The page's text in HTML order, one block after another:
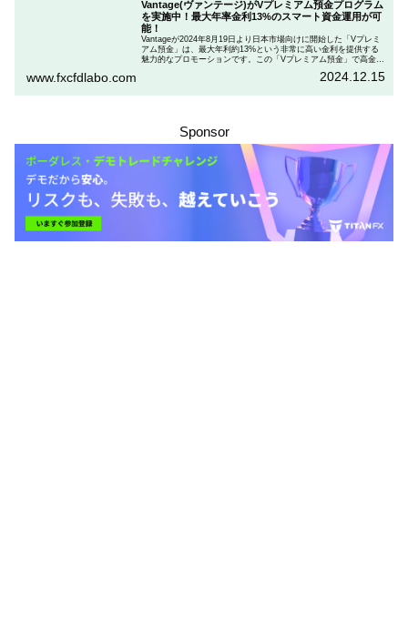
Vantage(ヴァンテージ)がVプレミアム預金プログラム
を実施中！最大年率金利13%のスマート資金運用が可
能！
Vantageが2024年8月19日より日本市場向けに開始した「Vプレミ
アム預金」は、最大年利約13%という非常に高い金利を提供する
魅力的なプロモーションです。この「Vプレミアム預金」で高金利
「Vプレミアム預金」を行いたい人は、この記事をしっかりと読ん
www.fxcfdlabo.com 2024.12.15
Sponsor